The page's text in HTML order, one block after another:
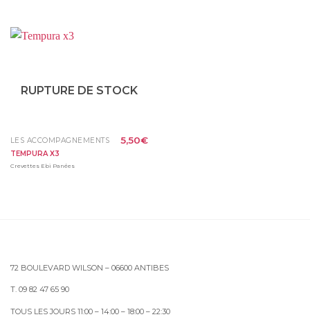
RUPTURE DE STOCK
LES ACCOMPAGNEMENTS
TEMPURA X3
5,50€
Crevettes Ebi Panées
72 BOULEVARD WILSON – 06600 ANTIBES
T. 09 82 47 65 90
TOUS LES JOURS 11:00 – 14:00 – 18:00 – 22:30